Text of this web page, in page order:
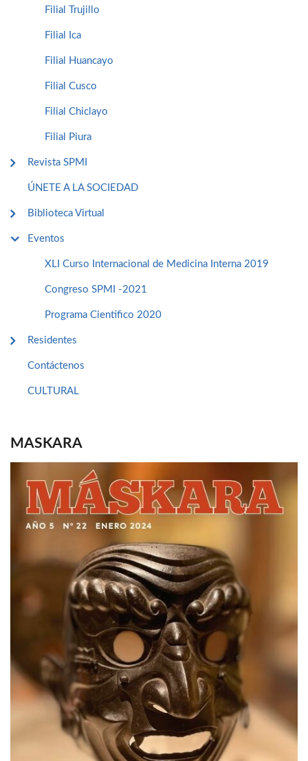
Filial Trujillo
Filial Ica
Filial Huancayo
Filial Cusco
Filial Chiclayo
Filial Piura
Revista SPMI
ÚNETE A LA SOCIEDAD
Biblioteca Virtual
Eventos
XLI Curso Internacional de Medicina Interna 2019
Congreso SPMI -2021
Programa Cientifico 2020
Residentes
Contáctenos
CULTURAL
MASKARA